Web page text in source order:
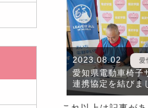
2023.08.02 愛
愛知県電動車椅子
連携協定を結びま